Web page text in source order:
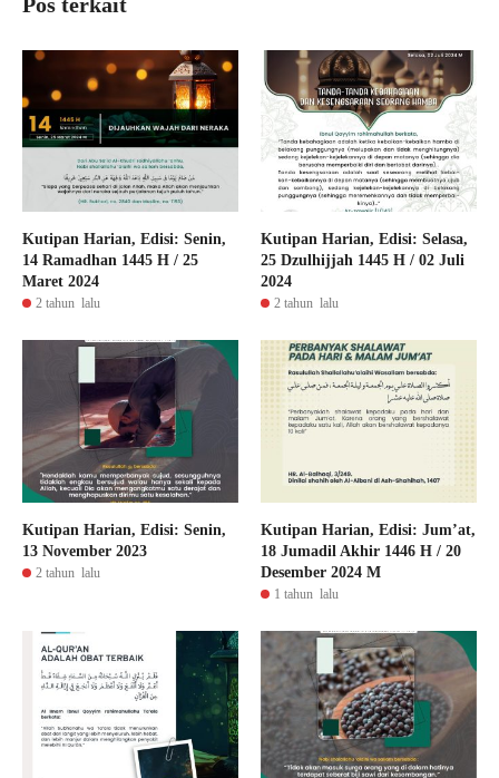
Kutipan Harian, Edisi: Senin,
14 Ramadhan 1445 H / 25
Maret 2024
2 tahun lalu
Kutipan Harian, Edisi: Selasa,
25 Dzulhijjah 1445 H / 02 Juli
2024
2 tahun lalu
Kutipan Harian, Edisi: Senin,
13 November 2023
2 tahun lalu
Kutipan Harian, Edisi: Jum’at,
18 Jumadil Akhir 1446 H / 20
Desember 2024 M
1 tahun lalu